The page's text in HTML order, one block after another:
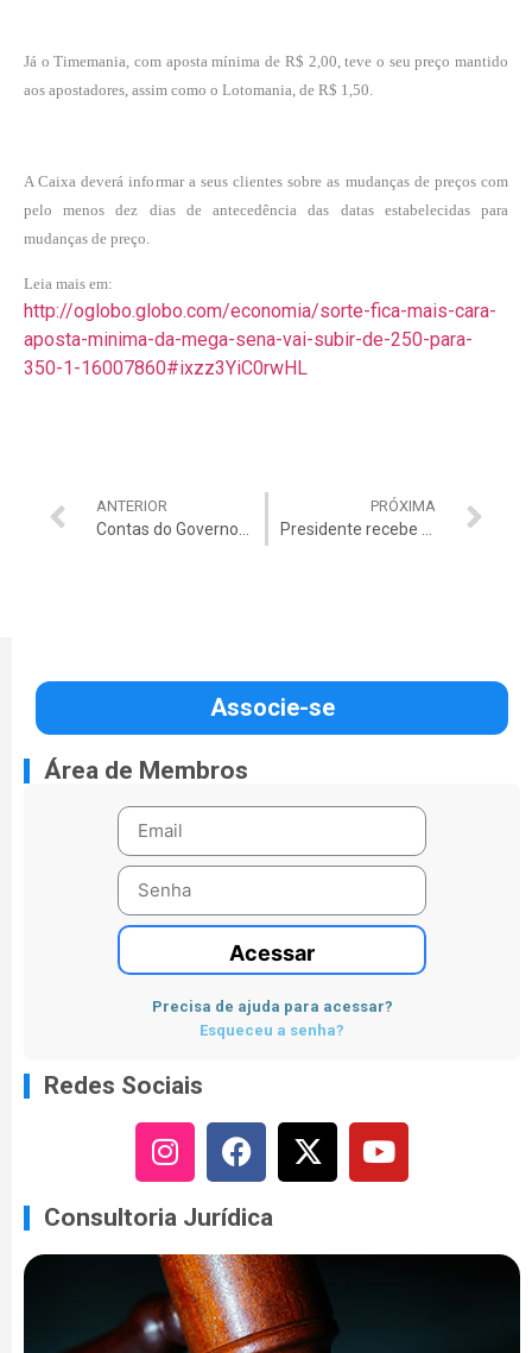
Já o Timemania, com aposta mínima de R$ 2,00, teve o seu preço mantido
aos apostadores, assim como o Lotomania, de R$ 1,50.
A Caixa deverá informar a seus clientes sobre as mudanças de preços com
pelo menos dez dias de antecedência das datas estabelecidas para
mudanças de preço.
Leia mais em:
http://oglobo.globo.com/economia/sorte-fica-mais-cara-
aposta-minima-da-mega-sena-vai-subir-de-250-para-
350-1-16007860#ixzz3YiC0rwHL
ANTERIOR PRÓXIMA
Associe-se
Área de Membros
Acessar
Precisa de ajuda para acessar?
Esqueceu a senha?
Redes Sociais
Consultoria Jurídica